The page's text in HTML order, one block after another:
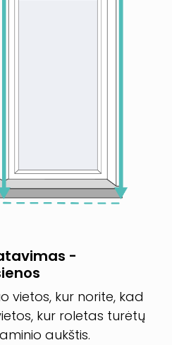
-
vietos, kur norite, kad
kur roletas turėtų
aukštis.